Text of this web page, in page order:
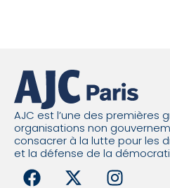
AJC est l’une des premières
organisations non
consacrer à la lutte pour les
et la défense de la